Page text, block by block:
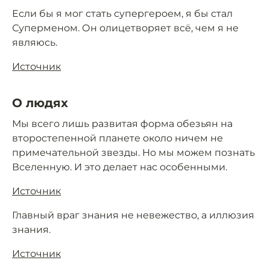
Если бы я мог стать супергероем, я бы стал
Суперменом. Он олицетворяет всё, чем я не
являюсь.
Источник
О людях
Мы всего лишь развитая форма обезьян на
второстепенной планете около ничем не
примечательной звезды. Но мы можем познать
Вселенную. И это делает нас особенными.
Источник
Главный враг знания не невежество, а иллюзия
знания.
Источник